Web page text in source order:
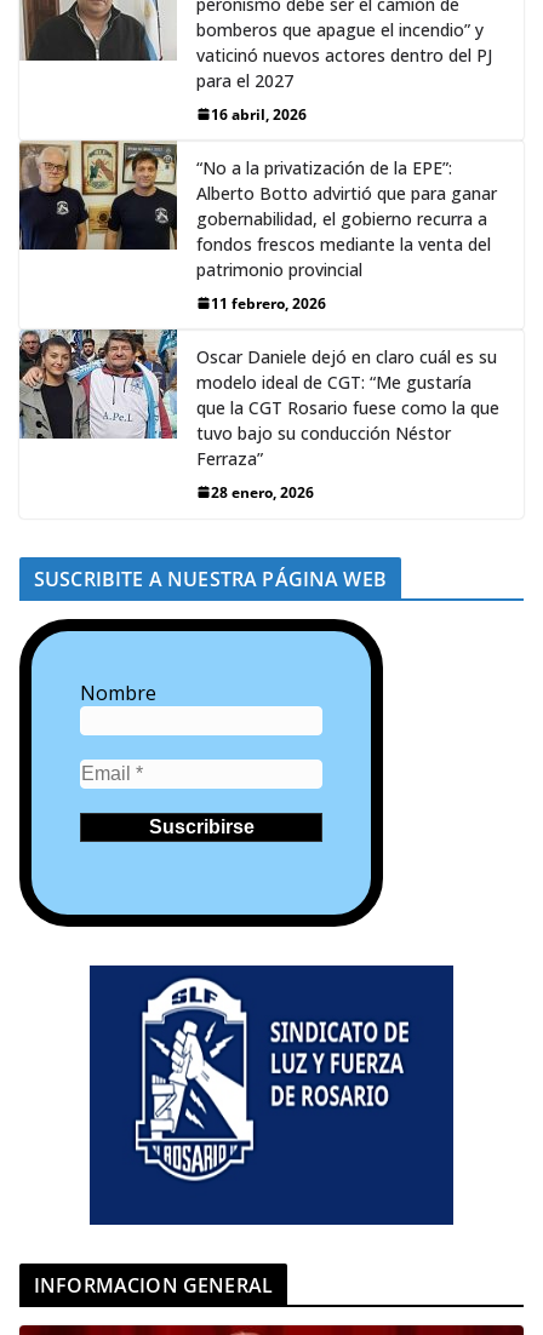
bomberos que apague el incendio” y
vaticinó nuevos actores dentro del PJ
para el 2027
16 abril, 2026
“No a la privatización de la EPE”:
Alberto Botto advirtió que para ganar
gobernabilidad, el gobierno recurra a
fondos frescos mediante la venta del
patrimonio provincial
11 febrero, 2026
Oscar Daniele dejó en claro cuál es su
modelo ideal de CGT: “Me gustaría
que la CGT Rosario fuese como la que
tuvo bajo su conducción Néstor
Ferraza”
28 enero, 2026
SUSCRIBITE A NUESTRA PÁGINA WEB
Nombre
INFORMACION GENERAL